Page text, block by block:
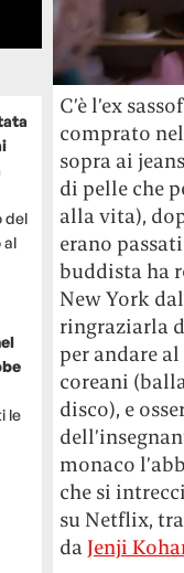
del
al
le
C’è l’ex
comprato
sopra ai
di pelle che
alla vita),
erano
buddista ha
New York
ringraziarla
per andare
coreani
disco), e
monaco
che si
su Netflix,
da Jenji